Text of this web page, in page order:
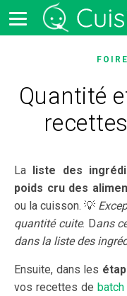
Quantité
La liste des
poids cru des
ou la cuisson. 💡
quantité cuite. Dans
dans la liste des
Ensuite, dans les
vos recettes de